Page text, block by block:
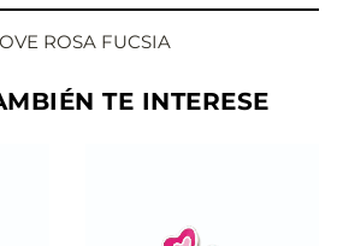
ROSA FUCSIA
TE INTERESE